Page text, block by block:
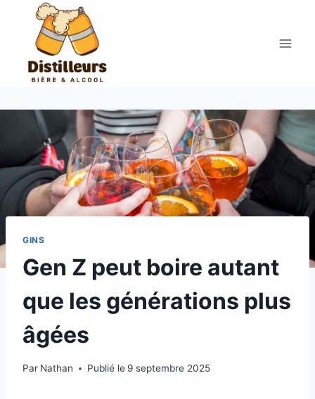
contenu
GINS
Gen Z peut boire autant
que les générations plus
âgées
Par Nathan Publié le 9 septembre 2025